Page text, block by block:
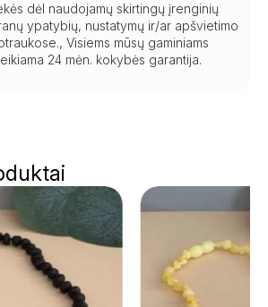
dėl naudojamų skirtingų įrenginių
ypatybių, nustatymų ir/ar apšvietimo
Visiems mūsų gaminiams
24 mėn. kokybės garantija.